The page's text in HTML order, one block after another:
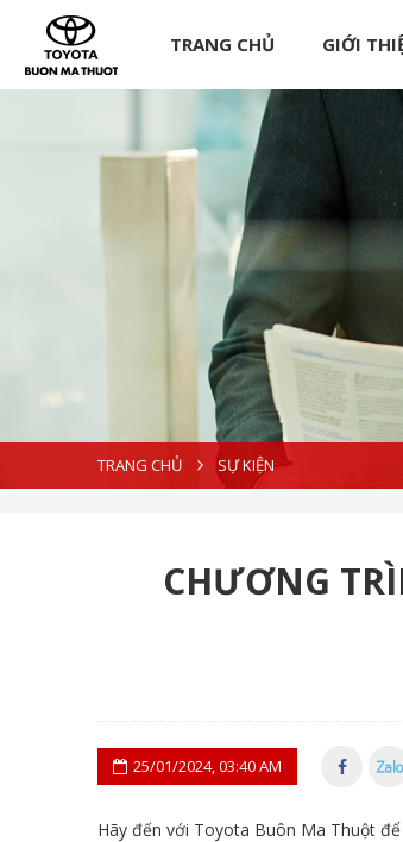
TRANG CHỦ GIỚI
TRANG CHỦ SỰ KIỆN
CHƯƠNG
25/01/2024, 03:40 AM
Hãy đến với Toyota Buôn Ma Thuột